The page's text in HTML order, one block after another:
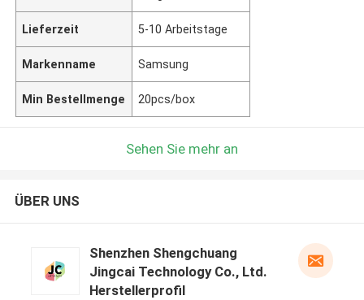
Lieferzeit 5-10 Arbeitstage
Markenname Samsung
Min Bestellmenge 20pcs/box
Sehen Sie mehr an
ÜBER UNS
Shenzhen Shengchuang
Jingcai Technology Co., Ltd.
Herstellerprofil